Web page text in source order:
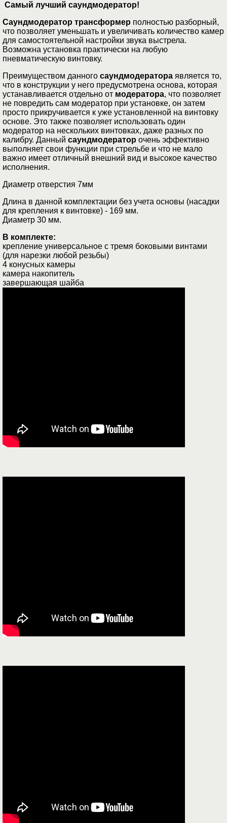
Самый лучший саундмодератор!
Cаундмодератор трансформер полностью разборный,
что позволяет уменьшать и увеличивать количество камер
для самостоятельной настройки звука выстрела.
Возможна установка практически на любую
пневматическую винтовку.
Преимуществом данного саундмодератора является то,
что в конструкции у него предусмотрена основа, которая
устанавливается отдельно от модератора, что позволяет
не повредить сам модератор при установке, он затем
просто прикручивается к уже установленной на винтовку
основе. Это также позволяет использовать один
модератор на нескольких винтовках, даже разных по
калибру. Данный саундмодератор очень эффективно
выполняет свои функции при стрельбе и что не мало
важно имеет отличный внешний вид и высокое качество
исполнения.
Диаметр отверстия 7мм
Длина в данной комплектации без учета основы (насадки
для крепления к винтовке) ­- 169 мм.
Диаметр 30 мм.
В комплекте:
крепление универсальное c тремя боковыми винтами
(для нарезки любой резьбы)
4 конусных камеры
камера накопитель
завершающая шайба